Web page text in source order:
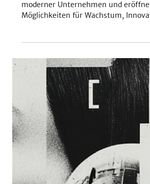
Strategy After
systemische
Wirtschaft
KI entwickelt sich vom Werkzeug
moderner Unternehmen und
Möglichkeiten für Wachstum,
Forschung wird zur skalierbaren
wissenschaftliche Durchbrüche und
effektive Forschungsleistung,
physikalische und datenintensive
autonom gelöst werden und sich